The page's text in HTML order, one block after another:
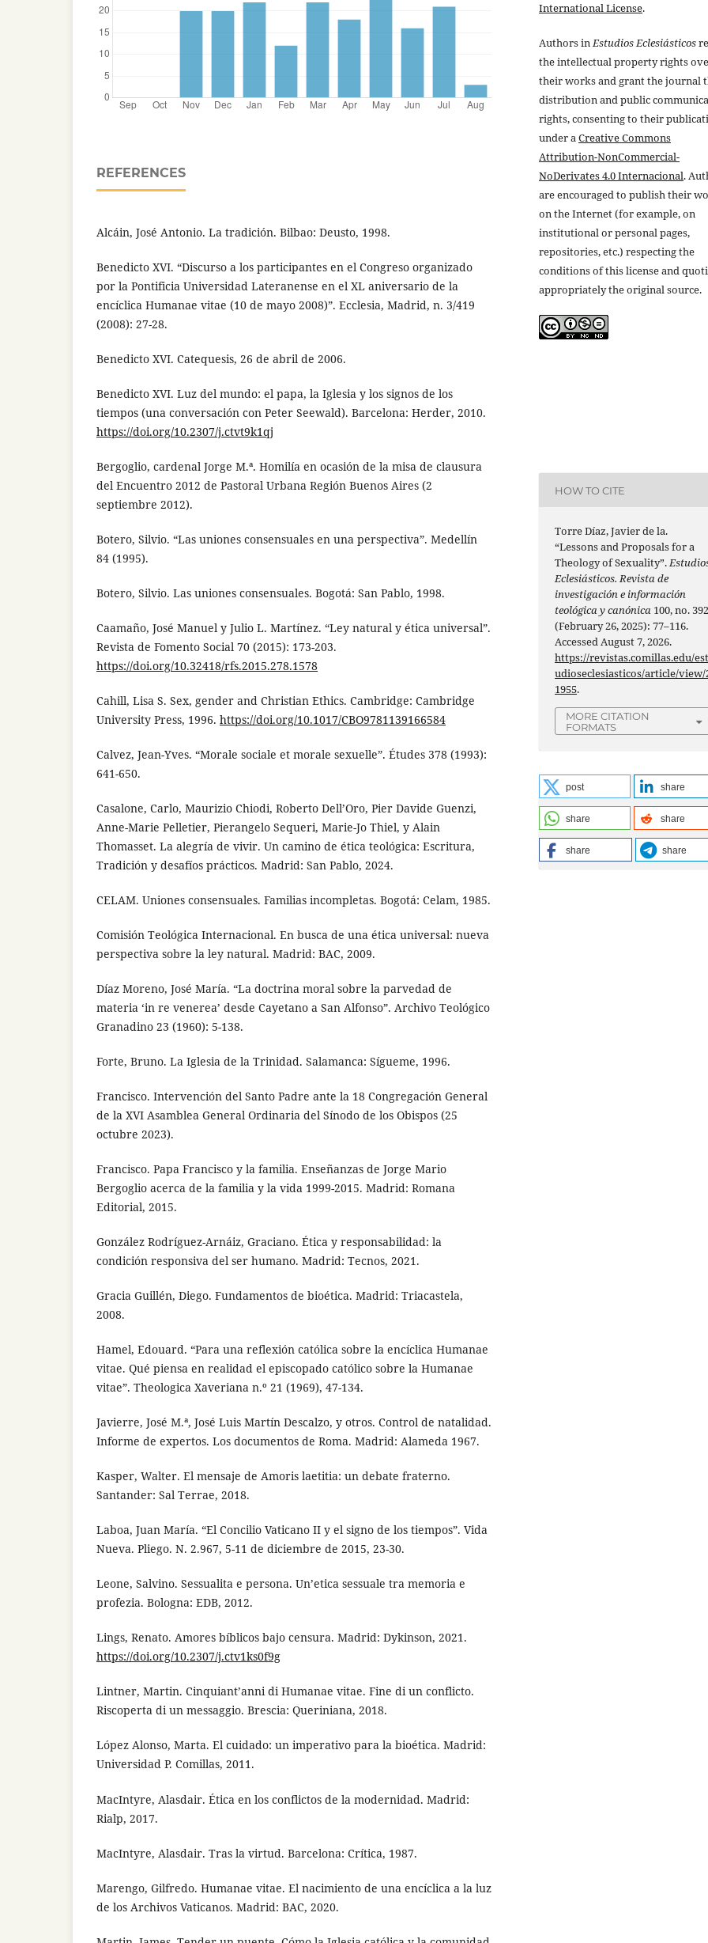
REFERENCES
Alcáin, José Antonio. La tradición. Bilbao: Deusto, 1998.
Benedicto XVI. “Discurso a los participantes en el Congreso organizado
por la Pontificia Universidad Lateranense en el XL aniversario de la
encíclica Humanae vitae (10 de mayo 2008)”. Ecclesia, Madrid, n. 3/419
(2008): 27-28.
Benedicto XVI. Catequesis, 26 de abril de 2006.
Benedicto XVI. Luz del mundo: el papa, la Iglesia y los signos de los
tiempos (una conversación con Peter Seewald). Barcelona: Herder, 2010.
https://doi.org/10.2307/j.ctvt9k1qj
Bergoglio, cardenal Jorge M.ª. Homilía en ocasión de la misa de clausura
del Encuentro 2012 de Pastoral Urbana Región Buenos Aires (2
septiembre 2012).
Botero, Silvio. “Las uniones consensuales en una perspectiva”. Medellín
84 (1995).
Botero, Silvio. Las uniones consensuales. Bogotá: San Pablo, 1998.
Caamaño, José Manuel y Julio L. Martínez. “Ley natural y ética universal”.
Revista de Fomento Social 70 (2015): 173-203.
https://doi.org/10.32418/rfs.2015.278.1578
Cahill, Lisa S. Sex, gender and Christian Ethics. Cambridge: Cambridge
University Press, 1996. https://doi.org/10.1017/CBO9781139166584
Calvez, Jean-Yves. “Morale sociale et morale sexuelle”. Études 378 (1993):
641-650.
Casalone, Carlo, Maurizio Chiodi, Roberto Dell’Oro, Pier Davide Guenzi,
Anne-Marie Pelletier, Pierangelo Sequeri, Marie-Jo Thiel, y Alain
Thomasset. La alegría de vivir. Un camino de ética teológica: Escritura,
Tradición y desafíos prácticos. Madrid: San Pablo, 2024.
CELAM. Uniones consensuales. Familias incompletas. Bogotá: Celam, 1985.
Comisión Teológica Internacional. En busca de una ética universal: nueva
perspectiva sobre la ley natural. Madrid: BAC, 2009.
Díaz Moreno, José María. “La doctrina moral sobre la parvedad de
materia ‘in re venerea’ desde Cayetano a San Alfonso”. Archivo Teológico
Granadino 23 (1960): 5-138.
Forte, Bruno. La Iglesia de la Trinidad. Salamanca: Sígueme, 1996.
Francisco. Intervención del Santo Padre ante la 18 Congregación General
de la XVI Asamblea General Ordinaria del Sínodo de los Obispos (25
octubre 2023).
Francisco. Papa Francisco y la familia. Enseñanzas de Jorge Mario
Bergoglio acerca de la familia y la vida 1999-2015. Madrid: Romana
Editorial, 2015.
González Rodríguez-Arnáiz, Graciano. Ética y responsabilidad: la
condición responsiva del ser humano. Madrid: Tecnos, 2021.
Gracia Guillén, Diego. Fundamentos de bioética. Madrid: Triacastela,
2008.
Hamel, Edouard. “Para una reflexión católica sobre la encíclica Humanae
vitae. Qué piensa en realidad el episcopado católico sobre la Humanae
vitae”. Theologica Xaveriana n.º 21 (1969), 47-134.
Javierre, José M.ª, José Luis Martín Descalzo, y otros. Control de natalidad.
Informe de expertos. Los documentos de Roma. Madrid: Alameda 1967.
Kasper, Walter. El mensaje de Amoris laetitia: un debate fraterno.
Santander: Sal Terrae, 2018.
Laboa, Juan María. “El Concilio Vaticano II y el signo de los tiempos”. Vida
Nueva. Pliego. N. 2.967, 5-11 de diciembre de 2015, 23-30.
Leone, Salvino. Sessualita e persona. Un’etica sessuale tra memoria e
profezia. Bologna: EDB, 2012.
Lings, Renato. Amores bíblicos bajo censura. Madrid: Dykinson, 2021.
https://doi.org/10.2307/j.ctv1ks0f9g
Lintner, Martin. Cinquiant’anni di Humanae vitae. Fine di un conflicto.
Riscoperta di un messaggio. Brescia: Queriniana, 2018.
López Alonso, Marta. El cuidado: un imperativo para la bioética. Madrid:
Universidad P. Comillas, 2011.
MacIntyre, Alasdair. Ética en los conflictos de la modernidad. Madrid:
Rialp, 2017.
MacIntyre, Alasdair. Tras la virtud. Barcelona: Crítica, 1987.
Marengo, Gilfredo. Humanae vitae. El nacimiento de una encíclica a la luz
de los Archivos Vaticanos. Madrid: BAC, 2020.
International License.
Authors inEstudios Eclesiásticos
the intellectual property rights
their works and grant the journal
distribution and public
rights, consenting to their
under aCreative Commons
Attribution-NonCommercial-
NoDerivates 4.0 Internacional.
are encouraged to publish their
on the Internet (for example, on
institutional or personal pages,
repositories, etc.) respecting the
conditions of this license and
appropriately the original source.
HOW TO CITE
Torre Díaz, Javier de la.
“Lessons and Proposals for a
Theology of Sexuality”.
Eclesiásticos. Revista de
investigación e información
teológica y canónica 100, no. 392
(February 26, 2025): 77–116.
Accessed August 7, 2026.
https://revistas.comillas.edu/est
udioseclesiasticos/article/view/
1955.
MORE CITATION
FORMATS
post share
share share
share share